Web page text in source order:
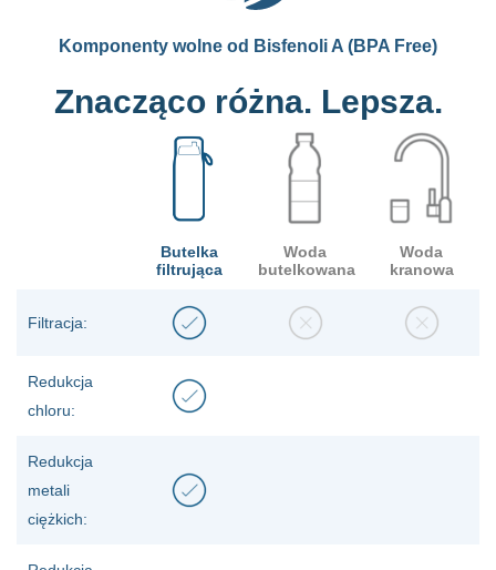
Komponenty wolne od Bisfenoli A (BPA Free)
Znacząco różna. Lepsza.
Butelka
filtrująca
Woda
butelkowana
Woda
kranowa
Filtracja:
Redukcja
chloru:
Redukcja
metali
ciężkich: